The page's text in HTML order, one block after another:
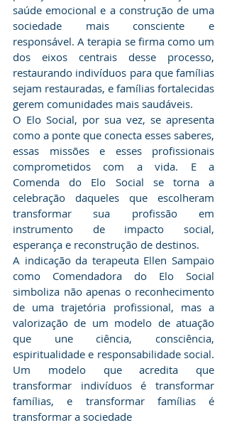
saúde emocional e a construção de uma
sociedade mais consciente e
responsável. A terapia se firma como um
dos eixos centrais desse processo,
restaurando indivíduos para que famílias
sejam restauradas, e famílias fortalecidas
gerem comunidades mais saudáveis.
​O Elo Social, por sua vez, se apresenta
como a ponte que conecta esses saberes,
essas missões e esses profissionais
comprometidos com a vida. E a
Comenda do Elo Social se torna a
celebração daqueles que escolheram
transformar sua profissão em
instrumento de impacto social,
esperança e reconstrução de destinos.
​A indicação da terapeuta Ellen Sampaio
como Comendadora do Elo Social
simboliza não apenas o reconhecimento
de uma trajetória profissional, mas a
valorização de um modelo de atuação
que une ciência, consciência,
espiritualidade e responsabilidade social.
Um modelo que acredita que
transformar indivíduos é transformar
famílias, e transformar famílias é
transformar a sociedade